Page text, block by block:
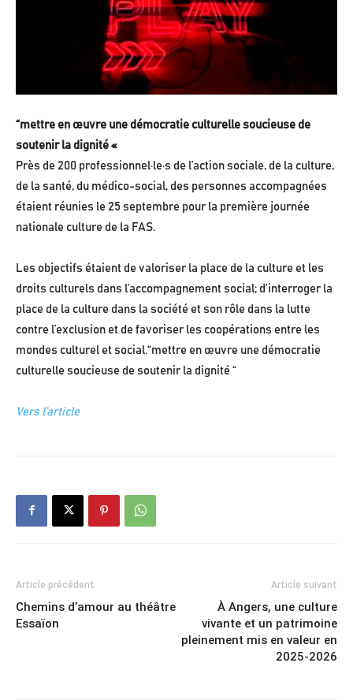
“mettre en œuvre une démocratie culturelle soucieuse de
soutenir la dignité «
Près de 200 professionnel·le·s de l’action sociale, de la culture,
de la santé, du médico-social, des personnes accompagnées
étaient réunies le 25 septembre pour la première journée
nationale culture de la FAS.
Les objectifs étaient de valoriser la place de la culture et les
droits culturels dans l’accompagnement social; d’interroger la
place de la culture dans la société et son rôle dans la lutte
contre l’exclusion et de favoriser les coopérations entre les
mondes culturel et social.“mettre en œuvre une démocratie
culturelle soucieuse de soutenir la dignité “
Vers l’article
Article précédent
Chemins d’amour au théâtre
Essaïon
Article suivant
À Angers, une culture
vivante et un patrimoine
pleinement mis en valeur en
2025-2026